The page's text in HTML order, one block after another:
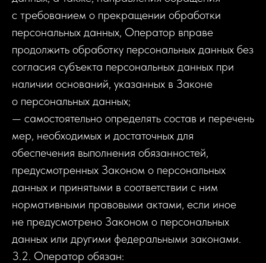
с требованием о прекращении обработки
персональных данных, Оператор вправе
продолжить обработку персональных данных без
согласия субъекта персональных данных при
наличии оснований, указанных в Законе
о персональных данных;
— самостоятельно определять состав и перечень
мер, необходимых и достаточных для
обеспечения выполнения обязанностей,
предусмотренных Законом о персональных
данных и принятыми в соответствии с ним
нормативными правовыми актами, если иное
не предусмотрено Законом о персональных
данных или другими федеральными законами.
3.2. Оператор обязан: